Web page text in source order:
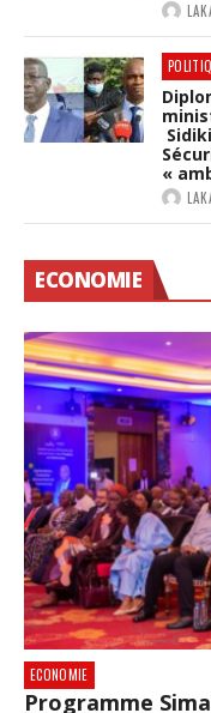
«
ECONOMIE
ECONOMIE
Programme